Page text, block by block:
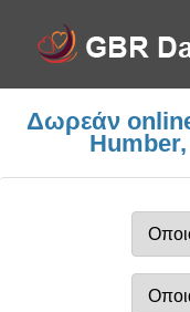
Δωρεάν